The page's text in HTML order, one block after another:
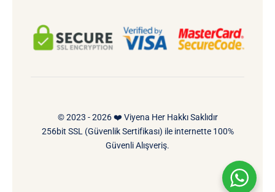
© 2023 - 2026 ❤️ Viyena Her Hakkı Saklıdır
256bit SSL (Güvenlik Sertifikası) ile internette 100%
Güvenli Alışveriş.